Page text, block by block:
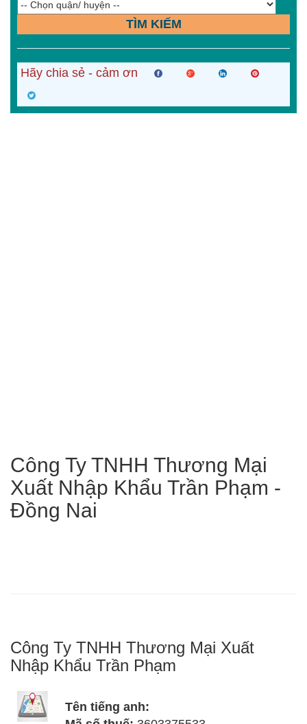
TÌM KIẾM
Hãy chia sẻ - cảm ơn
Công Ty TNHH Thương Mại
Xuất Nhập Khẩu Trần Phạm -
Đồng Nai
Công Ty TNHH Thương Mại Xuất
Nhập Khẩu Trần Phạm
Tên tiếng anh: